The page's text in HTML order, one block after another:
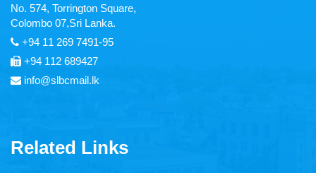
Forms
No. 574, Torrington Square,
Colombo 07,Sri Lanka.
+94 11 269 7491-95
+94 112 689427
info@slbcmail.lk
Related Links